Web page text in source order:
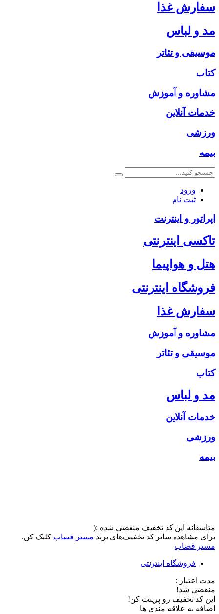
سفارش غذا
مد و لباس
موسیقی و تئاتر
کتاب
مشاوره و آموزش
خدمات آنلاین
ورزشی
بیمه
ورود
ثبت نام
اپراتور و اینترنت
تاکسی اینترنتی
هتل و هواپیما
فروشگاه اینترنتی
سفارش غذا
مشاوره و آموزش
موسیقی و تئاتر
کتاب
مد و لباس
خدمات آنلاین
ورزشی
بیمه
متاسفانه این کد تخفیف منقضی شده :(
برای مشاهده سایر کد تخفیف‌های برند مستر قصاب کلیک کن.
مستر قصاب
فروشگاه اینترنتی
مدت اعتبار :
منقضی شد!
این کد تخفیف رو پرینت کن!
اضافه به علاقه مندی ها